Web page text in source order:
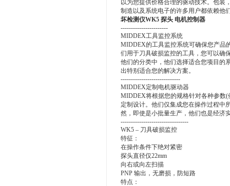
以为您提供价格合理的驱动技术。包装
制造以及系统电子的许多用户都依赖他
坏检测仪WK5 探头 电机控制器
-----------------------
MIDDEX工具监控系统
MIDDEX的工具监控系统可确保您产品
们用于刀具破损监控的工具，您可以确
他们的分类中，他们选择适合您项目的
出特别适合您的解决方案。
-----------------------------
MIDDEX定制电机驱动器
MIDDEX将根据您的规格针对各种参数
定制设计。他们仅集成您在操作过程中
然，即使是小批量生产，他们也是经济
---------------------------------
WK5 – 刀具破损监控
特征：
在操作条件下绝对紧密
探头直径仅22mm
向右或向左扫描
PNP 输出，无磨损，防短路
特点：